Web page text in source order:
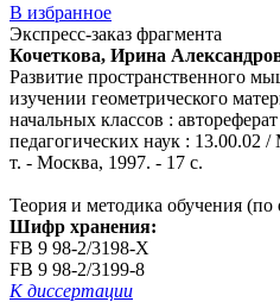
В избранное
Экспресс-заказ фрагмента
Кочеткова, Ирина
Развитие пространственного
изучении геометрического
начальных классов :
педагогических наук : 13.00.02
т. - Москва, 1997. - 17 с.
Теория и методика обучения (по
Шифр хранения:
FB 9 98-2/3198-X
FB 9 98-2/3199-8
К диссертации